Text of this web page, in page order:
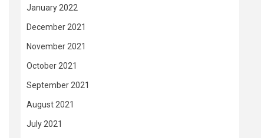
January 2022
December 2021
November 2021
October 2021
September 2021
August 2021
July 2021